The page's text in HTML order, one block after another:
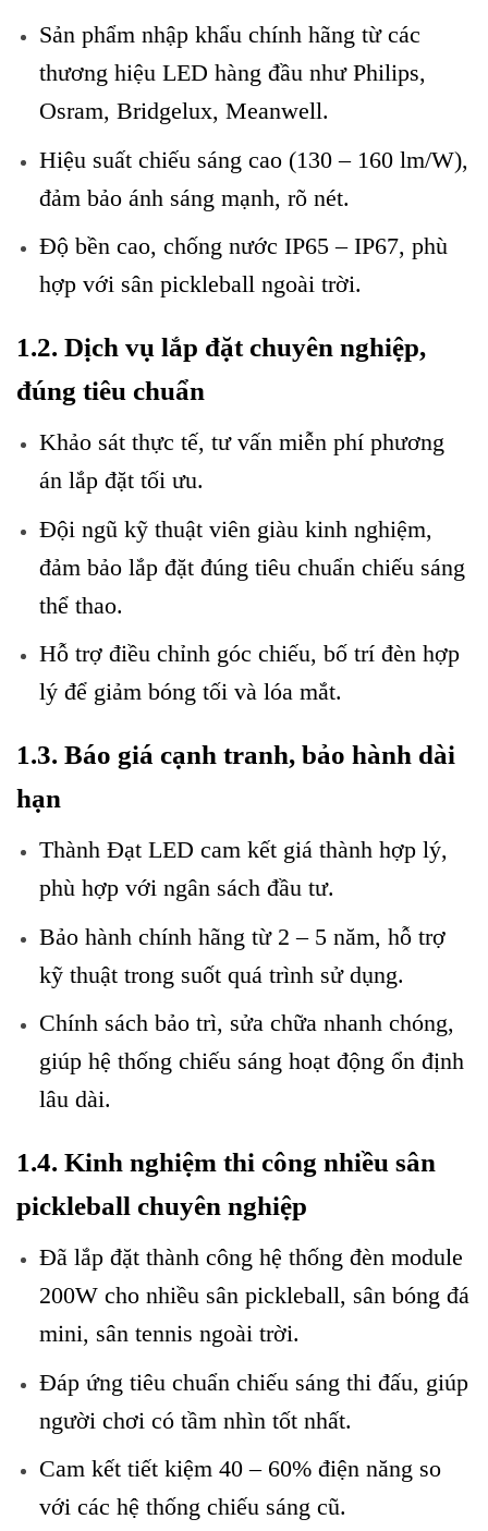
Sản phẩm nhập khẩu chính hãng từ các
thương hiệu LED hàng đầu như Philips,
Osram, Bridgelux, Meanwell.
Hiệu suất chiếu sáng cao (130 – 160 lm/W),
đảm bảo ánh sáng mạnh, rõ nét.
Độ bền cao, chống nước IP65 – IP67, phù
hợp với sân pickleball ngoài trời.
1.2. Dịch vụ lắp đặt chuyên nghiệp,
đúng tiêu chuẩn
Khảo sát thực tế, tư vấn miễn phí phương
án lắp đặt tối ưu.
Đội ngũ kỹ thuật viên giàu kinh nghiệm,
đảm bảo lắp đặt đúng tiêu chuẩn chiếu sáng
thể thao.
Hỗ trợ điều chỉnh góc chiếu, bố trí đèn hợp
lý để giảm bóng tối và lóa mắt.
1.3. Báo giá cạnh tranh, bảo hành dài
hạn
Thành Đạt LED cam kết giá thành hợp lý,
phù hợp với ngân sách đầu tư.
Bảo hành chính hãng từ 2 – 5 năm, hỗ trợ
kỹ thuật trong suốt quá trình sử dụng.
Chính sách bảo trì, sửa chữa nhanh chóng,
giúp hệ thống chiếu sáng hoạt động ổn định
lâu dài.
1.4. Kinh nghiệm thi công nhiều sân
pickleball chuyên nghiệp
Đã lắp đặt thành công hệ thống đèn module
200W cho nhiều sân pickleball, sân bóng đá
mini, sân tennis ngoài trời.
Đáp ứng tiêu chuẩn chiếu sáng thi đấu, giúp
người chơi có tầm nhìn tốt nhất.
Cam kết tiết kiệm 40 – 60% điện năng so
với các hệ thống chiếu sáng cũ.